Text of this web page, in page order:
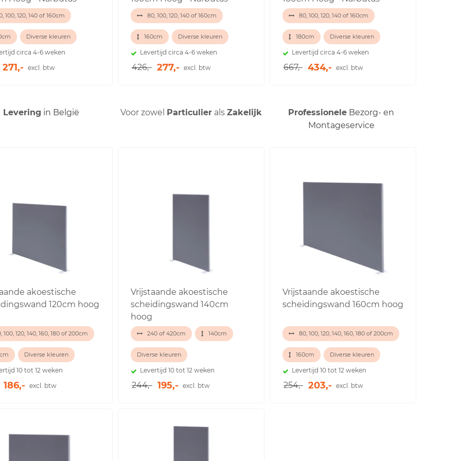
100, 120, 140 of 160cm
Diverse kleuren
circa 4-6 weken
271,- excl. btw
80, 100, 120, 140 of 160cm
160cm Diverse kleuren
Levertijd circa 4-6 weken
426,- 277,- excl. btw
80, 100, 120, 140 of 160cm
180cm Diverse kleuren
Levertijd circa 4-6 weken
667,- 434,- excl. btw
Levering in België Voor zowel Particulierals Zakelijk Professionele Bezorg- en
Montageservice
akoestische
120cm hoog
100, 120, 140, 160, 180 of 200cm
Diverse kleuren
10 tot 12 weken
186,- excl. btw
Vrijstaande akoestische
scheidingswand 140cm
hoog
240 of 420cm 140cm
Diverse kleuren
Levertijd 10 tot 12 weken
244,- 195,- excl. btw
Vrijstaande akoestische
scheidingswand 160cm hoog
80, 100, 120, 140, 160, 180 of 200cm
160cm Diverse kleuren
Levertijd 10 tot 12 weken
254,- 203,- excl. btw